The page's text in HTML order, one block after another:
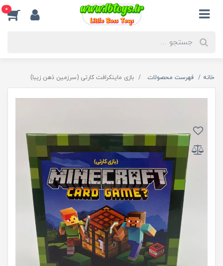
0
خانه فهرست محصولات بازی ماینکرافت کارتی (سرزمین ذهن زیبا)